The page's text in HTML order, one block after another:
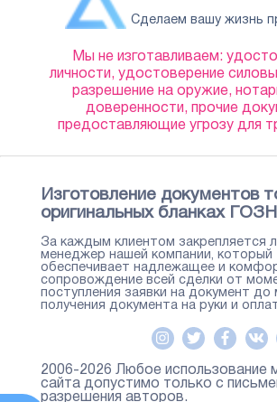
Сделаем вашу жизнь
Мы не изготавливаем:
личности, удостоверение
разрешение на оружие,
доверенности, прочие
предоставляющие угрозу для
Изготовление документов
оригинальных бланках
За каждым клиентом закрепляется
менеджер нашей компании, который
обеспечивает надлежащее и
сопровождение всей сделки от
поступления заявки на документ до
получения документа на руки и
2006-2026 Любое использование
сайта допустимо только с
разрешения авторов.